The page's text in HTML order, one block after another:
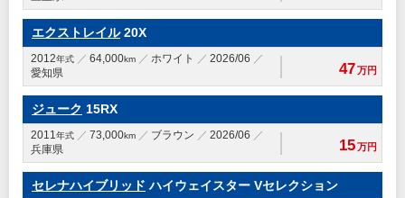
エクストレイル20X
2012年式 64,000km ホワイト
2026/06
愛知県
47万円
ジューク 15RX
2011年式 73,000km ブラウン
2026/06
兵庫県
15万円
セレナハイブリッド ハイウェイスター Vセレクション